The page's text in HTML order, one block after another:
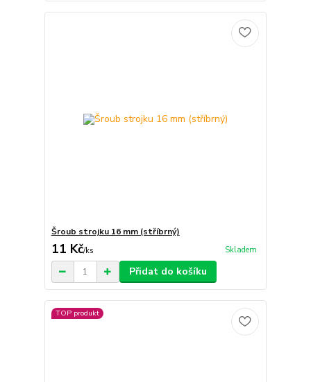
Šroub strojku 16 mm (stříbrný)
11 Kč/ks Skladem
Přidat do košíku
TOP produkt